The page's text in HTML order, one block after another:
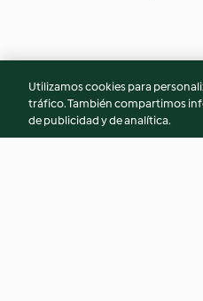
Utilizamos cookies para
tráfico. También compartimos
de publicidad y de analítica.